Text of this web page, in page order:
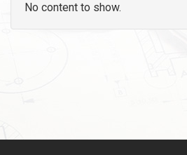
No content to show.